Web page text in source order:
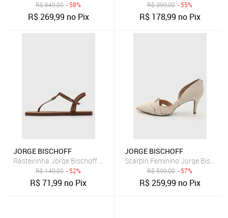
R$649,00 - 58%
R$269,99 no Pix
R$399,00 - 55%
R$ 178,99 no Pix
JORGE BISCHOFF
Rasteirinha Jorge Bischoff Logo Metalizado Marrom
R$149,00 - 52%
R$71,99 no Pix
JORGE BISCHOFF
Scarpin Feminino Jorge
R$599,00 - 57%
R$259,99 no Pix